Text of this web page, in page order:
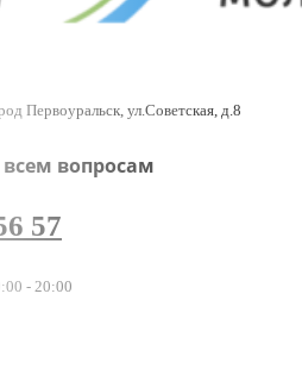
Первоуральск, ул.Советская, д.8
вопросам
57
- 20:00